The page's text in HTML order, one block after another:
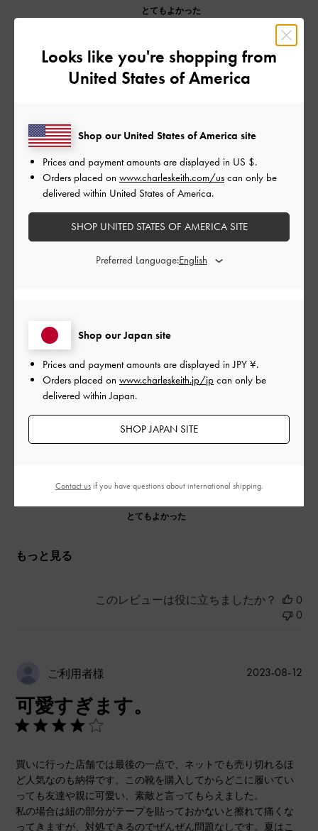
とてもよかった
とてもよかった
フィルター
並べ替え: 最新
ご利用者様
きれいめ合わせやすい
履き慣れれば靴擦れもなく歩きやすい
ただつま先がとんがってるので階段登る時ぶつけやすくて黒く
なりやすいので要注意
カラー:
品質
とてもよかった
もっと見る
2024-08-01
このレビューは役に立ちましたか？
0
0
ご利用者様
可愛すぎます。
買いに行った店舗では最後の一点で、ネットでも売り切れるほ
ど人気なのも納得です。この靴を購入してからどこに履いてい
っても友達や親に可愛い、素敵と言ってもらえました。
私の場合は紐の部分がテープを貼っておかないと擦れて痛くな
ってきますが、対処できるのでぜんぜん問題なしです。夏はこ
公
2023-08-12
Looks like you're shopping from
United States of America
Shop our Japan site
Prices and payment amounts are displayed inJPY ¥.
Orders placed on www.charleskeith.jp/jp can only be
delivered within Japan.
SHOP JAPAN SITE
Shop our United States of America site
Prices and payment amounts are displayed in US $.
Orders placed on www.charleskeith.com/us can only be
delivered within United States of America.
SHOP UNITED STATES OF AMERICA SITE
Preferred Language:
Contact usif you have questions about international shipping.